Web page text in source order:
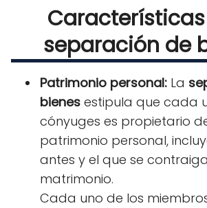
separación de
Patrimonio personal: La
bienes estipula que cada
cónyuges es propietario
patrimonio personal,
antes y el que se
matrimonio.
Cada uno de los